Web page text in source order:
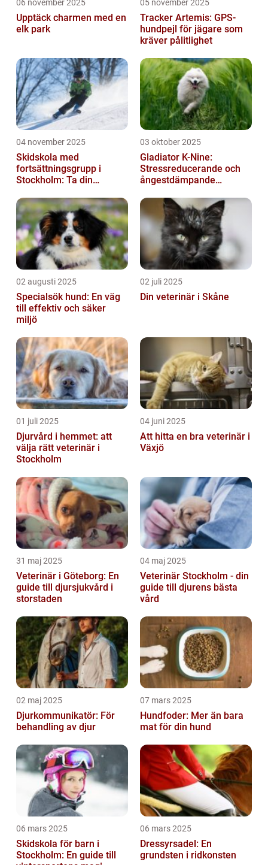
06 november 2025
Upptäck charmen med en
elk park
05 november 2025
Tracker Artemis: GPS-
hundpejl för jägare som
kräver pålitlighet
04 november 2025
Skidskola med
fortsättningsgrupp i
Stockholm: Ta din
03 oktober 2025
Gladiator K-Nine:
Stressreducerande och
ångestdämpande
02 augusti 2025
Specialsök hund: En väg
till effektiv och säker
miljö
02 juli 2025
Din veterinär i Skåne
01 juli 2025
Djurvård i hemmet: att
välja rätt veterinär i
Stockholm
04 juni 2025
Att hitta en bra veterinär i
Växjö
31 maj 2025
Veterinär i Göteborg: En
guide till djursjukvård i
storstaden
04 maj 2025
Veterinär Stockholm - din
guide till djurens bästa
vård
02 maj 2025
Djurkommunikatör: För
behandling av djur
07 mars 2025
Hundfoder: Mer än bara
mat för din hund
06 mars 2025
Skidskola för barn i
Stockholm: En guide till
06 mars 2025
Dressyrsadel: En
grundsten i ridkonsten